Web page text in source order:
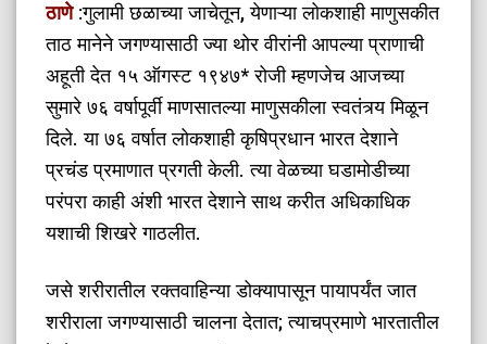
ठाणे:गुलामी छळाच्या जाचेतून, येणाऱ्या लोकशाही माणुसकीत
ताठ मानेने जगण्यासाठी ज्या थोर वीरांनी आपल्या प्राणाची
अहूती देत १५ ऑगस्ट १९४७* रोजी म्हणजेच आजच्या
सुमारे ७६ वर्षापूर्वी माणसातल्या माणुसकीला स्वतंत्र्य मिळून
दिले. या ७६ वर्षात लोकशाही कृषिप्रधान भारत देशाने
प्रचंड प्रमाणात प्रगती केली. त्या वेळच्या घडामोडीच्या
परंपरा काही अंशी भारत देशाने साथ करीत अधिकाधिक
यशाची शिखरे गाठलीत.
जसे शरीरातील रक्तवाहिन्या डोक्यापासून पायापर्यंत जात
शरीराला जगण्यासाठी चालना देतात; त्याचप्रमाणे भारतातील